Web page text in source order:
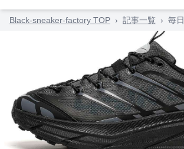
Black-sneaker-factory TOP › 記事一覧 › 毎